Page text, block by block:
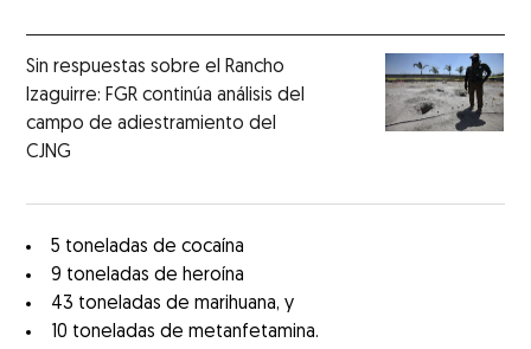
Sin respuestas sobre el Rancho
Izaguirre: FGR continúa análisis del
campo de adiestramiento del
CJNG
5 toneladas de cocaína
9 toneladas de heroína
43 toneladas de marihuana, y
10 toneladas de metanfetamina.